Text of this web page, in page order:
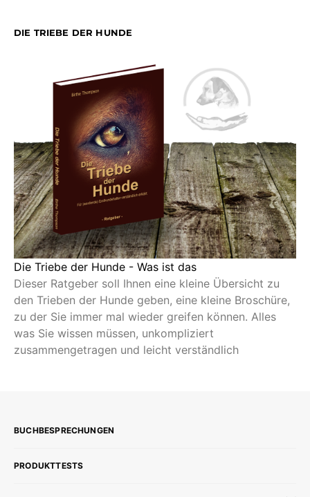
DIE TRIEBE DER HUNDE
Die Triebe der Hunde - Was ist das
Dieser Ratgeber soll Ihnen eine kleine Übersicht zu
den Trieben der Hunde geben, eine kleine Broschüre,
zu der Sie immer mal wieder greifen können. Alles
was Sie wissen müssen, unkompliziert
zusammengetragen und leicht verständlich
BUCHBESPRECHUNGEN
PRODUKTTESTS